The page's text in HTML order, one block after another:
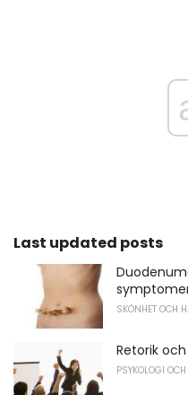
Last updated posts
SKÖNHET OCH
Retorik
PSYKOLOGI